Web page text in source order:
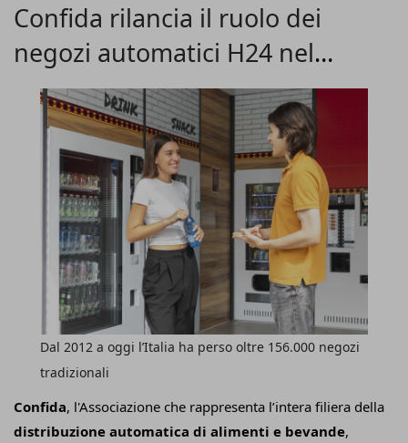
che possono trasformarsi in frodi e perdite economiche
Confida rilancia il ruolo dei
negozi automatici H24 nel
territorio
Confida, l'Associazione che rappresenta l’intera filiera della
distribuzione automatica di alimenti e bevande,
Dal 2012 a oggi l’Italia ha perso oltre 156.000 negozi
tradizionali